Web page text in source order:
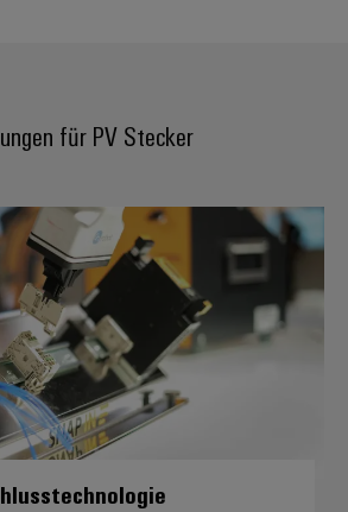
für PV Stecker
SNAP IN-Anschlusstechnologie